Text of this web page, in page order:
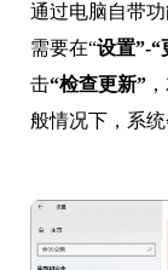
通过电脑自带
需要在“设置”-“
击“检查更新”
般情况下，系